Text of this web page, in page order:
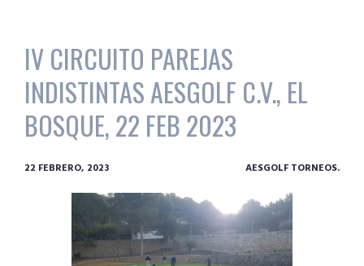
IV CIRCUITO PAREJAS
INDISTINTAS AESGOLF C.V., EL
BOSQUE, 22 FEB 2023
22 FEBRERO, 2023 AESGOLF TORNEOS.